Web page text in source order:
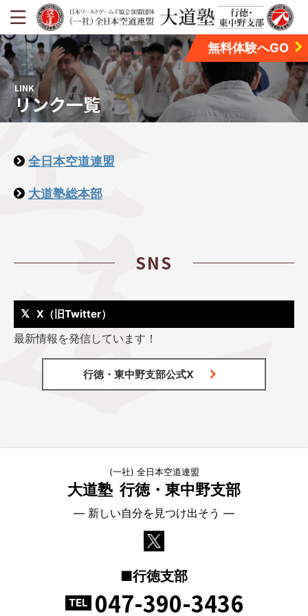
無料体験へGO
LINK
リンク一覧
全日本空道連盟
大道塾総本部
SNS
X（旧Twitter）
最新情報を発信しています！
行徳・東中野支部公式X
(一社) 全日本空道連盟
大道塾 行徳・東中野支部
― 新しい自分を見つけ出そう ―
■行徳支部
TEL 047-390-3436